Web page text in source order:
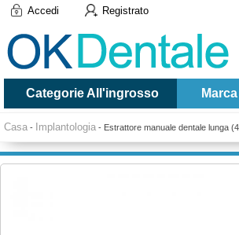
Accedi Registrato
Categorie All'ingrosso
Casa - Implantologia - Estrattore manuale dentale lunga